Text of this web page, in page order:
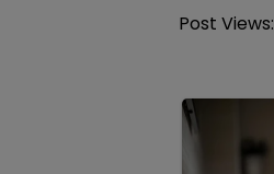
Post Views: